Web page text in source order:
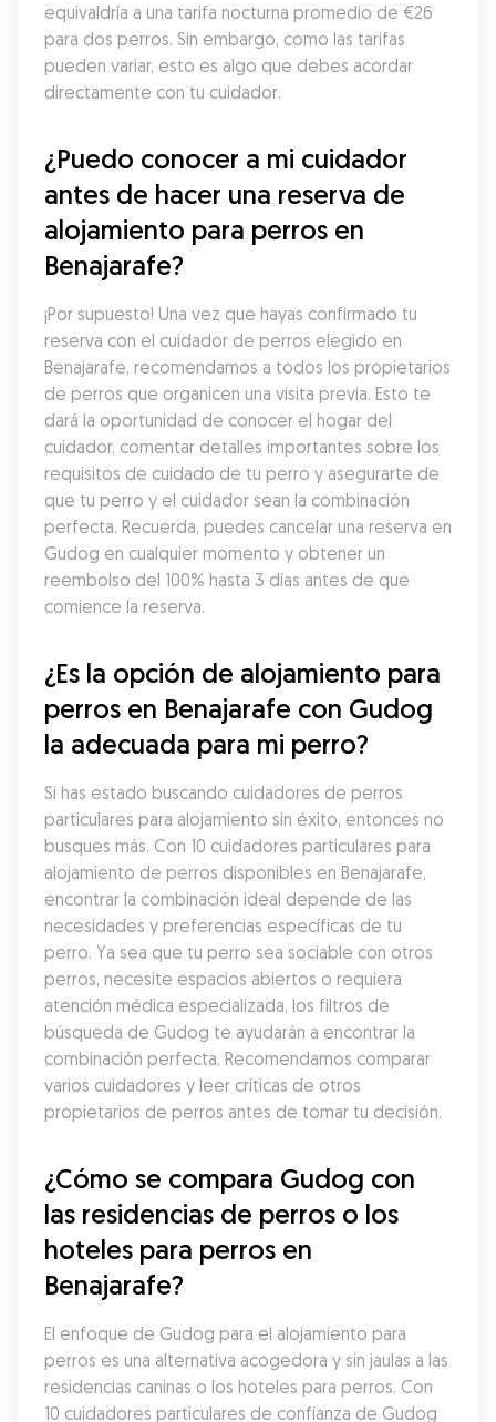
equivaldría a una tarifa nocturna promedio de €26
para dos perros. Sin embargo, como las tarifas
pueden variar, esto es algo que debes acordar
directamente con tu cuidador.
¿Puedo conocer a mi cuidador
antes de hacer una reserva de
alojamiento para perros en
Benajarafe?
¡Por supuesto! Una vez que hayas confirmado tu
reserva con el cuidador de perros elegido en
Benajarafe, recomendamos a todos los propietarios
de perros que organicen una visita previa. Esto te
dará la oportunidad de conocer el hogar del
cuidador, comentar detalles importantes sobre los
requisitos de cuidado de tu perro y asegurarte de
que tu perro y el cuidador sean la combinación
perfecta. Recuerda, puedes cancelar una reserva en
Gudog en cualquier momento y obtener un
reembolso del 100% hasta 3 días antes de que
comience la reserva.
¿Es la opción de alojamiento para
perros en Benajarafe con Gudog
la adecuada para mi perro?
Si has estado buscando cuidadores de perros
particulares para alojamiento sin éxito, entonces no
busques más. Con 10 cuidadores particulares para
alojamiento de perros disponibles en Benajarafe,
encontrar la combinación ideal depende de las
necesidades y preferencias específicas de tu
perro. Ya sea que tu perro sea sociable con otros
perros, necesite espacios abiertos o requiera
atención médica especializada, los filtros de
búsqueda de Gudog te ayudarán a encontrar la
combinación perfecta. Recomendamos comparar
varios cuidadores y leer críticas de otros
propietarios de perros antes de tomar tu decisión.
¿Cómo se compara Gudog con
las residencias de perros o los
hoteles para perros en
Benajarafe?
El enfoque de Gudog para el alojamiento para
perros es una alternativa acogedora y sin jaulas a las
residencias caninas o los hoteles para perros. Con
10 cuidadores particulares de confianza de Gudog